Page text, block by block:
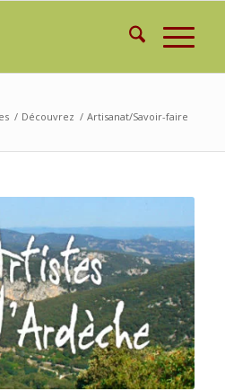
/ Découvrez / Artisanat/Savoir-faire